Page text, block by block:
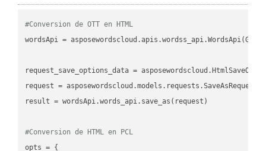
#Conversion de OTT en HTML
wordsApi =
request_save_options_data =
request =
result = wordsApi.words_api.save_as(request)
#Conversion de HTML en PCL
opts = {